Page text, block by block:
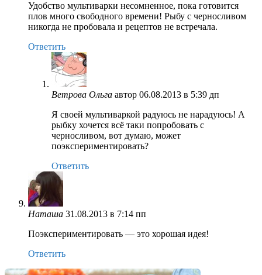
Удобство мультиварки несомненное, пока готовится
плов много свободного времени! Рыбу с черносливом
никогда не пробовала и рецептов не встречала.
Ответить
Ветрова Ольга автор 06.08.2013 в 5:39 дп
Я своей мультиваркой радуюсь не нарадуюсь! А
рыбку хочется всё таки попробовать с
черносливом, вот думаю, может
поэкспериментировать?
Ответить
Наташа 31.08.2013 в 7:14 пп
Поэкспериментировать — это хорошая идея!
Ответить